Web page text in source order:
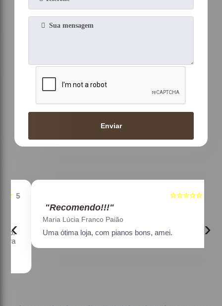
Enviar
5
☆☆☆☆☆
"Recomendo!!!"
Maria Lúcia Franco Paião
Uma ótima loja, com pianos bons, amei.
‹ ›